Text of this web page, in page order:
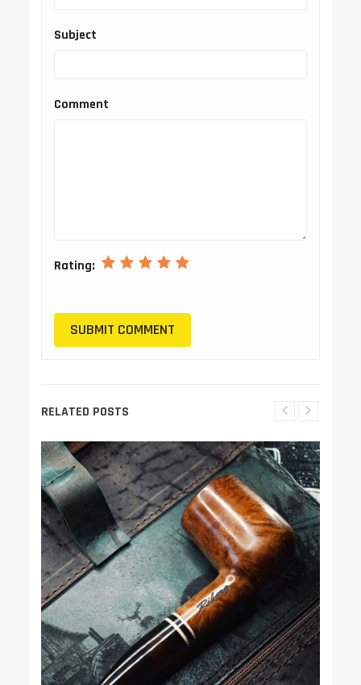
Subject
Comment
Rating:
RELATED POSTS